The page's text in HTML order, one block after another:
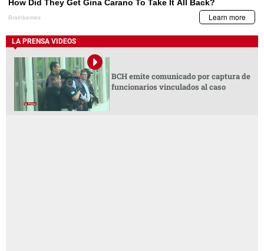
LA PRENSA VIDEOS
BCH emite comunicado por captura de
funcionarios vinculados al caso